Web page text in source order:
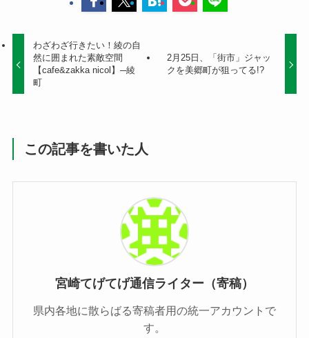
わざわざ行きたい！綾の自
然に囲まれた素敵空間
【cafe&zakka nicol】─綾
町
2月25日、「街市」ジャッ
クを美郷町が狙ってる!?
この記事を書いた人
宮崎てげてげ通信ライター（寄稿）
県内各地に散らばる寄稿者用の統一アカウントで
す。